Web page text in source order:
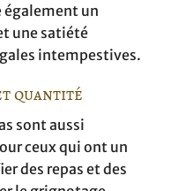
également un
une satiété
intempestives.
quantité
sont aussi
ceux qui ont un
des repas et des